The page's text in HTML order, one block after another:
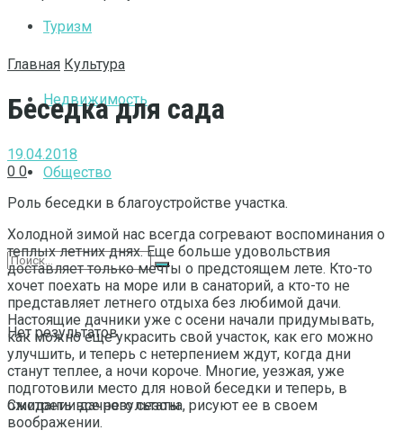
Туризм
Недвижимость
Общество
Нет результатов
Смотреть все результаты
Главная Культура
Беседка для сада
19.04.2018
0 0
Роль беседки в благоустройстве участка.
Холодной зимой нас всегда согревают воспоминания о
теплых летних днях. Еще больше удовольствия
доставляет только мечты о предстоящем лете. Кто-то
хочет поехать на море или в санаторий, а кто-то не
представляет летнего отдыха без любимой дачи.
Настоящие дачники уже с осени начали придумывать,
как можно еще украсить свой участок, как его можно
улучшить, и теперь с нетерпением ждут, когда дни
станут теплее, а ночи короче. Многие, уезжая, уже
подготовили место для новой беседки и теперь, в
ожидании дачного сезона, рисуют ее в своем
воображении.